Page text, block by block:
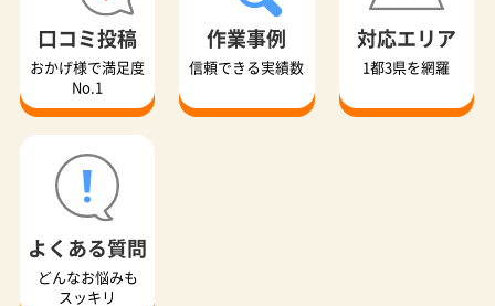
口コミ投稿
おかげ様で満足度
No.1
作業事例
信頼できる実績数
対応エリア
1都3県を網羅
よくある質問
どんなお悩みも
スッキリ